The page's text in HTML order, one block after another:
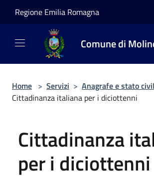
Regione Emilia Romagna
Comune di
Home > Servizi > Anagrafe e stato
Cittadinanza italiana per i diciottenni
Cittadinanza
per i diciottenni